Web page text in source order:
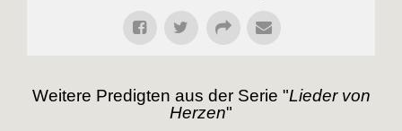
Weitere Predigten aus der Serie "Lieder von
Herzen"